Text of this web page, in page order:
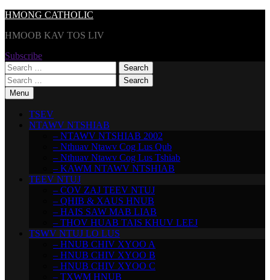
Skip
content
HMONG CATHOLIC
HMOOB KAV TOS LIV
Subscribe
Search
for:
Search
for:Menu
TSEV
NTAWV NTSHIAB
– NTAWV NTSHIAB 2002
– Nthuav Ntawv Cog Lus Qub
– Nthuav Ntawv Cog Lus Tshiab
– KAWM NTAWV NTSHIAB
TEEV NTUJ
– COV ZAJ TEEV NTUJ
– QHIB & XAUS HNUB
– HAIS SAW MAB LIAB
– THOV HUAB TAIS KHUV LEEJ
TSWV NTUJ LO LUS
– HNUB CHIV XYOO A
– HNUB CHIV XYOO B
– HNUB CHIV XYOO C
– TXWM HNUB